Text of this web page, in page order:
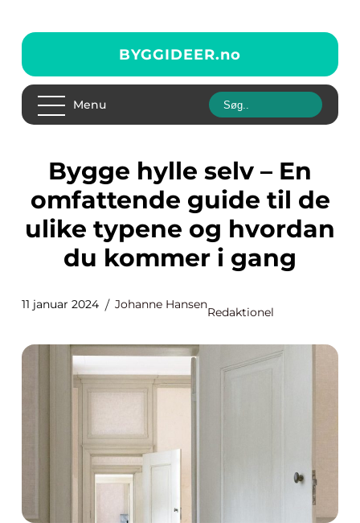
BYGGIDEER.no
Menu
Bygge hylle selv – En
omfattende guide til de
ulike typene og hvordan
du kommer i gang
11 januar 2024 Johanne Hansen
Redaktionel